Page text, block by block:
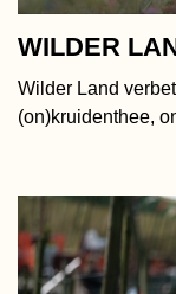
WILDER
Wilder Land
(on)kruidenthee,